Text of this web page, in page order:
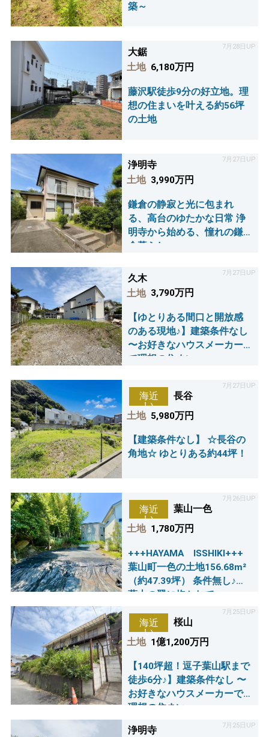
築～
7月28日UP
大鋸
土地 6,180万円
藤沢駅徒歩9分の好立地。理
想の住まいを叶える約56坪
の土地
7月27日UP
浄明寺
土地 3,990万円
鎌倉の静寂と光に包まれ
る、高台のゆたかな日常 浄
明寺から始める、憧れの鎌
倉暮らし
7月27日UP
久木
土地 3,790万円
【ゆとりある間⼝と開放感
のある現地♪】建築条件なし
〜お好きなハウスメーカー
で理想の住まい～
7月27日UP
海近
い
長谷
土地 5,980万円
【建築条件なし】 ☆長谷の
角地☆ ゆとりある約44坪！
7月26日UP
海近
い
葉山一色
土地 1,780万円
+++HAYAMA ISSHIKI+++
葉山町一色の土地156.68m²
（約47.39坪） 条件無し♪～
葉山の翠に抱かれて～
7月25日UP
海近
い
桜山
土地 1億1,200万円
【140坪超！逗子葉山駅まで
徒歩6分♪】建築条件なし 〜
お好きなハウスメーカーで
理想の住まい～
7月25日UP
浄明寺